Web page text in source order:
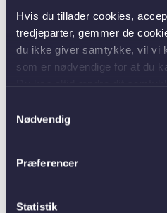
Hvis du tillader cookies,
tredjeparter, gemmer de
du ikke giver samtykke, vil vi
som er nødvendige for at du
Nødvendig
Præferencer
Statistik